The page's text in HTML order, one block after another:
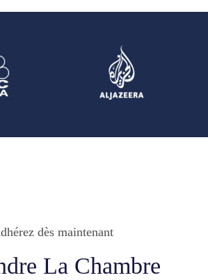
dès maintenant
La Chambre